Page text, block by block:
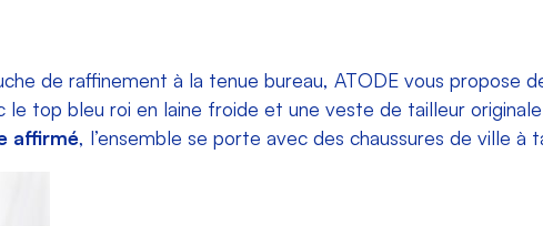
de raffinement à la tenue bureau, ATODE vous propose
le top bleu roi en laine froide et une veste de tailleur
affirmé, l’ensemble se porte avec des chaussures de ville à